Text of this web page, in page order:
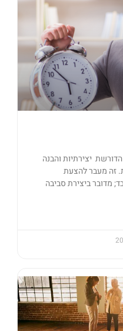
יצירתיות והבנה
זה מעבר להצעת
מדובר ביצירת סביבה